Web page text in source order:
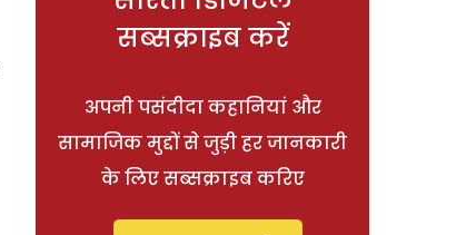
सब्सक्राइब करें
अपनी पसंदीदा कहानियां और
सामाजिक मुद्दों से जुड़ी हर जानकारी
के लिए सब्सक्राइब करिए